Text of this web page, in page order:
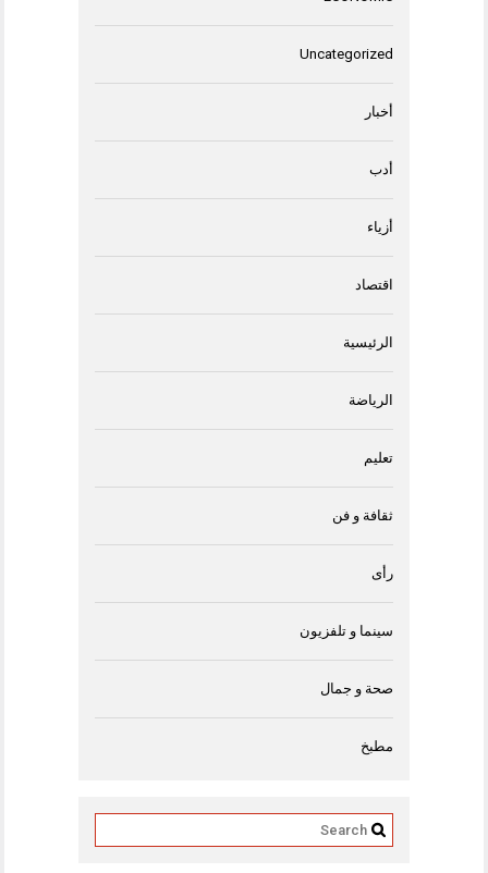
Uncategorized
أخبار
أدب
أزياء
اقتصاد
الرئيسية
الرياضة
تعليم
ثقافة و فن
رأى
سينما و تلفزيون
صحة و جمال
مطبخ